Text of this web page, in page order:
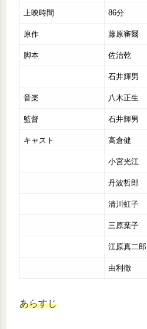
上映時間 86分
原作 藤原審爾
脚本 佐治乾
石井輝男
音楽 八木正生
監督 石井輝男
キャスト 高倉健
小宮光江
丹波哲郎
清川虹子
三原葉子
江原真二郎
由利徹
あらすじ